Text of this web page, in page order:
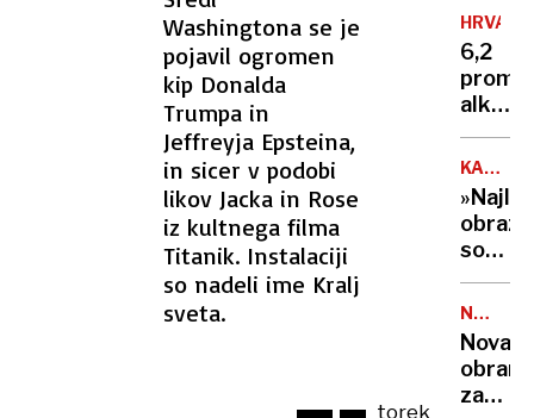
Washingtona se je
pojavil ogromen
kip Donalda
Trumpa in
Jeffreyja Epsteina,
in sicer v podobi
likov Jacka in Rose
iz kultnega filma
Titanik. Instalaciji
so nadeli ime Kralj
sveta.
torek
sina
Lionela
svetu?
400
nad
tlemi
in z
na
globok
prepad
6,2
v
krvi
primer,
ki je
osupnil
WITT
obraz
pod
Stasi
jo je
celo
Nova
za